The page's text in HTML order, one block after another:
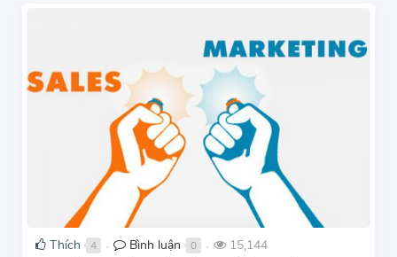
Thích 4 ● Bình luận 0 ● 15,144